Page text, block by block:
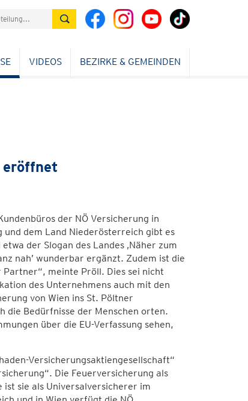
VIDEOS BEZIRKE & GEMEINDEN
eröffnet
der NÖ Versicherung in
dem Land Niederösterreich gibt es
der Slogan des Landes ‚Näher zum
nah’ wunderbar ergänzt. Zudem ist die
meinte Pröll. Dies sei nicht
des Unternehmens auch mit den
von Wien ins St. Pöltner
die Bedürfnisse der Menschen orten.
über die EU-Verfassung sehen,
Versicherungsaktiengesellschaft“
Die Feuerversicherung als
sie als Universalversicherer im